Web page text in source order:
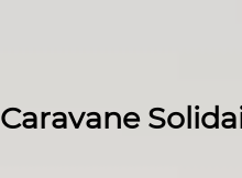
Caravane